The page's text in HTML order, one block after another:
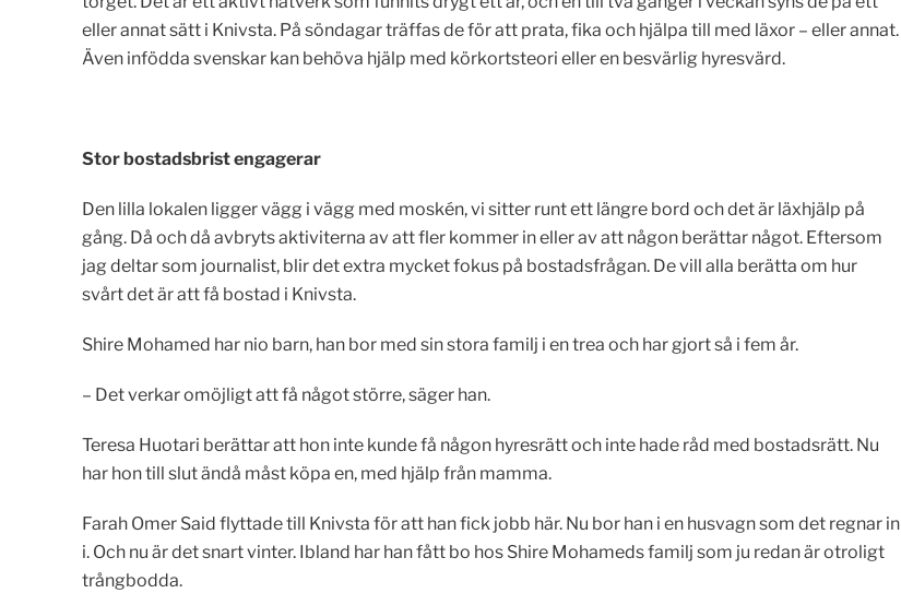
eller annat sätt i Knivsta. På söndagar träffas de för att prata, fika och hjälpa till med läxor – eller annat.
Även infödda svenskar kan behöva hjälp med körkortsteori eller en besvärlig hyresvärd.
Stor bostadsbrist engagerar
Den lilla lokalen ligger vägg i vägg med moskén, vi sitter runt ett längre bord och det är läxhjälp på
gång. Då och då avbryts aktiviterna av att fler kommer in eller av att någon berättar något. Eftersom
jag deltar som journalist, blir det extra mycket fokus på bostadsfrågan. De vill alla berätta om hur
svårt det är att få bostad i Knivsta.
Shire Mohamed har nio barn, han bor med sin stora familj i en trea och har gjort så i fem år.
– Det verkar omöjligt att få något större, säger han.
Teresa Huotari berättar att hon inte kunde få någon hyresrätt och inte hade råd med bostadsrätt. Nu
har hon till slut ändå måst köpa en, med hjälp från mamma.
Farah Omer Said flyttade till Knivsta för att han fick jobb här. Nu bor han i en husvagn som det regnar in
i. Och nu är det snart vinter. Ibland har han fått bo hos Shire Mohameds familj som ju redan är otroligt
trångbodda.